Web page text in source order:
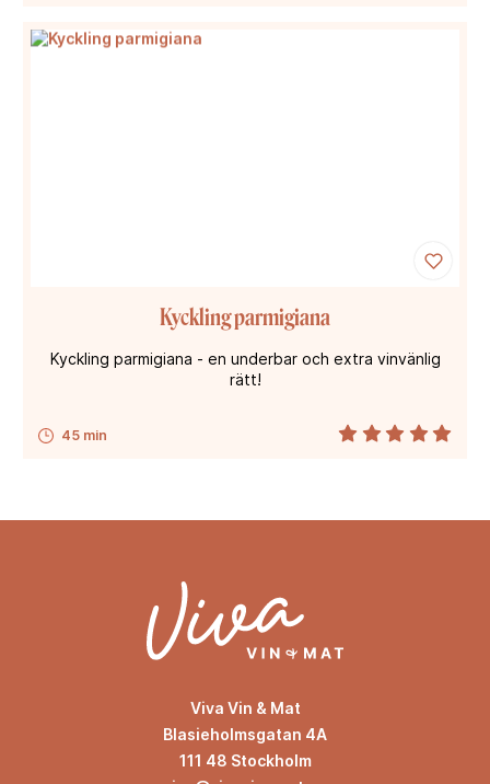
45 min
Kyckling parmigiana
Kyckling parmigiana - en underbar och extra vinvänlig
rätt!
Viva Vin & Mat
Blasieholmsgatan 4A
111 48 Stockholm